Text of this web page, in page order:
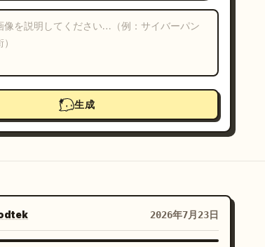
生成
2026年7月23日